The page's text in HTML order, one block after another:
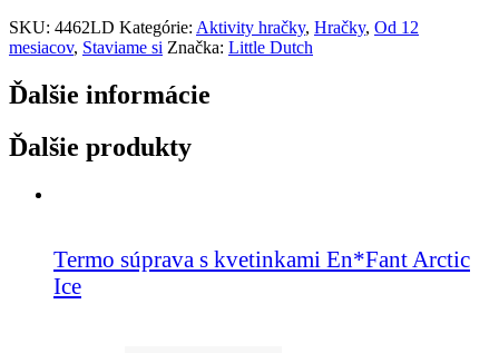
SKU: 4462LD Kategórie: Aktivity hračky, Hračky, Od 12
mesiacov, Staviame si Značka: Little Dutch
Ďalšie informácie
Ďalšie produkty
Termo súprava s kvetinkami En*Fant Arctic
Ice